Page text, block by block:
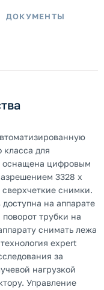
ДОКУМЕНТЫ
класса для
оснащена цифровым
3328 х
снимки.
на аппарате
трубки на
снимать лежа
expert
за
нагрузкой
Управление